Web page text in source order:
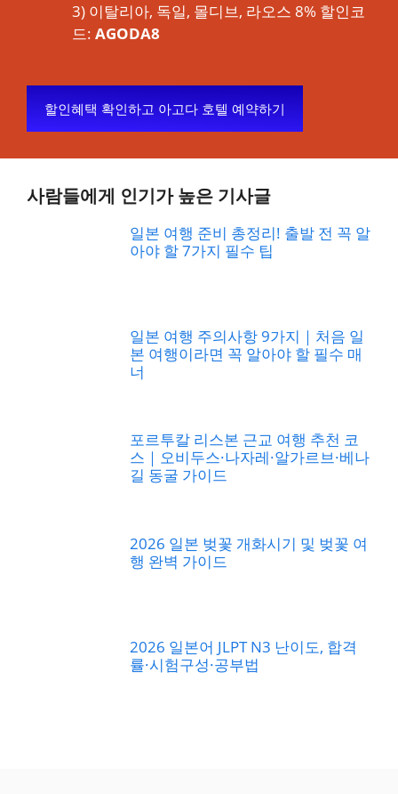
3) 이탈리아, 독일, 몰디브, 라오스 8% 할인코
드: AGODA8
할인혜택 확인하고 아고다 호텔 예약하기
사람들에게 인기가 높은 기사글
일본 여행 준비 총정리! 출발 전 꼭 알
아야 할 7가지 필수 팁
일본 여행 주의사항 9가지｜처음 일
본 여행이라면 꼭 알아야 할 필수 매
너
포르투칼 리스본 근교 여행 추천 코
스｜오비두스·나자레·알가르브·베나
길 동굴 가이드
2026 일본 벚꽃 개화시기 및 벚꽃 여
행 완벽 가이드
2026 일본어 JLPT N3 난이도, 합격
률·시험구성·공부법